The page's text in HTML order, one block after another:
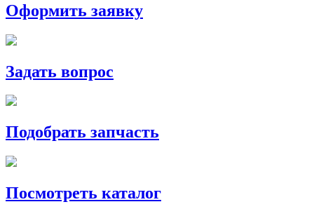
Оформить заявку
Задать вопрос
Подобрать запчасть
Посмотреть каталог